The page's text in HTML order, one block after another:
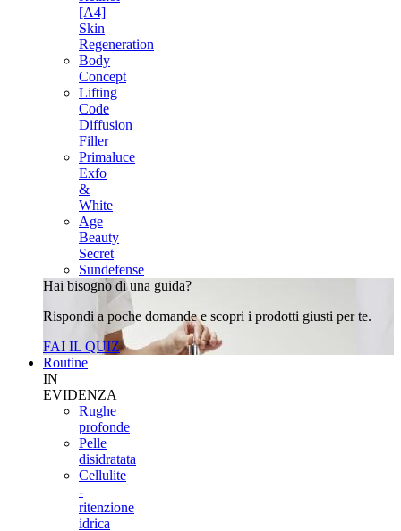
[A4]
Skin
Regeneration
Body
Concept
Lifting
Code
Diffusion
Filler
Primaluce
Exfo
&
White
Age
Beauty
Secret
Sundefense
Hai bisogno di una guida?
Rispondi a poche domande e scopri i prodotti giusti per te.
FAI IL QUIZ
Routine
IN
EVIDENZA
Rughe
profonde
Pelle
disidratata
Cellulite
-
ritenzione
idrica